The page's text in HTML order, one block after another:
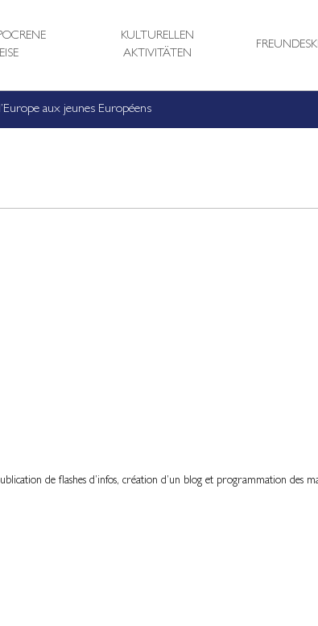
aux jeunes Européens
KULTURELLEN
AKTIVITÄTEN
de flashes d’infos, création d’un blog et programmation des